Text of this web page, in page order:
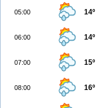
05:00 14º
06:00 14º
07:00 15º
08:00 16º